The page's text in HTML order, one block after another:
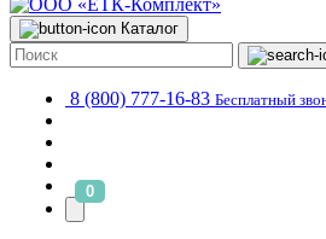
Каталог
8 (800) 777-16-83 Бесплатный
0